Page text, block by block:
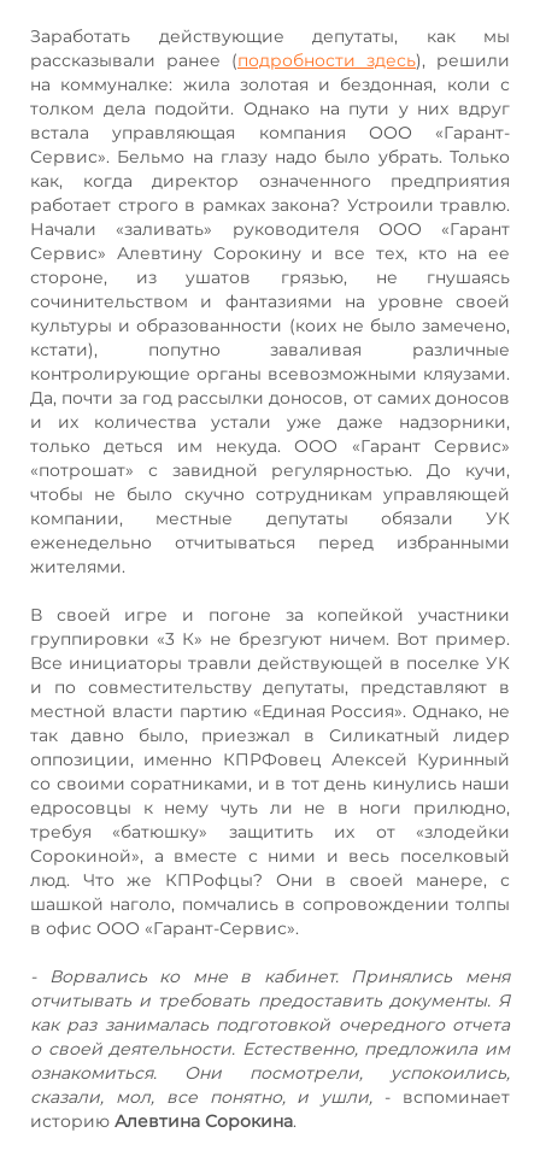
Заработать действующие депутаты, как мы
рассказывали ранее (подробности здесь), решили
на коммуналке: жила золотая и бездонная, коли с
толком дела подойти. Однако на пути у них вдруг
встала управляющая компания ООО «Гарант-
Сервис». Бельмо на глазу надо было убрать. Только
как, когда директор означенного предприятия
работает строго в рамках закона? Устроили травлю.
Начали «заливать» руководителя ООО «Гарант
Сервис» Алевтину Сорокину и все тех, кто на ее
стороне, из ушатов грязью, не гнушаясь
сочинительством и фантазиями на уровне своей
культуры и образованности (коих не было замечено,
кстати), попутно заваливая различные
контролирующие органы всевозможными кляузами.
Да, почти за год рассылки доносов, от самих доносов
и их количества устали уже даже надзорники,
только деться им некуда. ООО «Гарант Сервис»
«потрошат» с завидной регулярностью. До кучи,
чтобы не было скучно сотрудникам управляющей
компании, местные депутаты обязали УК
еженедельно отчитываться перед избранными
жителями.
В своей игре и погоне за копейкой участники
группировки «3 К» не брезгуют ничем. Вот пример.
Все инициаторы травли действующей в поселке УК
и по совместительству депутаты, представляют в
местной власти партию «Единая Россия». Однако, не
так давно было, приезжал в Силикатный лидер
оппозиции, именно КПРФовец Алексей Куринный
со своими соратниками, и в тот день кинулись наши
едросовцы к нему чуть ли не в ноги прилюдно,
требуя «батюшку» защитить их от «злодейки
Сорокиной», а вместе с ними и весь поселковый
люд. Что же КПРофцы? Они в своей манере, с
шашкой наголо, помчались в сопровождении толпы
в офис ООО «Гарант-Сервис».
- Ворвались ко мне в кабинет. Принялись меня
отчитывать и требовать предоставить документы. Я
как раз занималась подготовкой очередного отчета
о своей деятельности. Естественно, предложила им
ознакомиться. Они посмотрели, успокоились,
сказали, мол, все понятно, и ушли, - вспоминает
историю Алевтина Сорокина.